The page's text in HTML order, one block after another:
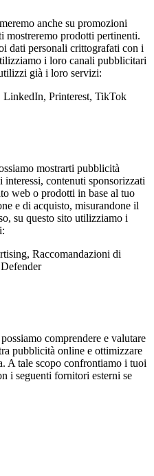
anche su promozioni
mostreremo prodotti pertinenti.
dati personali crittografati con i
i loro canali pubblicitari
già i loro servizi:
Printerest, TikTok
mostrarti pubblicità
interessi, contenuti sponsorizzati
web o prodotti in base al tuo
e di acquisto, misurandone il
su questo sito utilizziamo i
Raccomandazioni di
comprendere e valutare
pubblicità online e ottimizzare
A tale scopo confrontiamo i tuoi
i seguenti fornitori esterni se